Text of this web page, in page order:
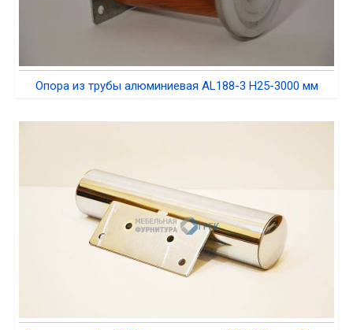
Опора из трубы алюминиевая AL188-3 H25-3000 мм